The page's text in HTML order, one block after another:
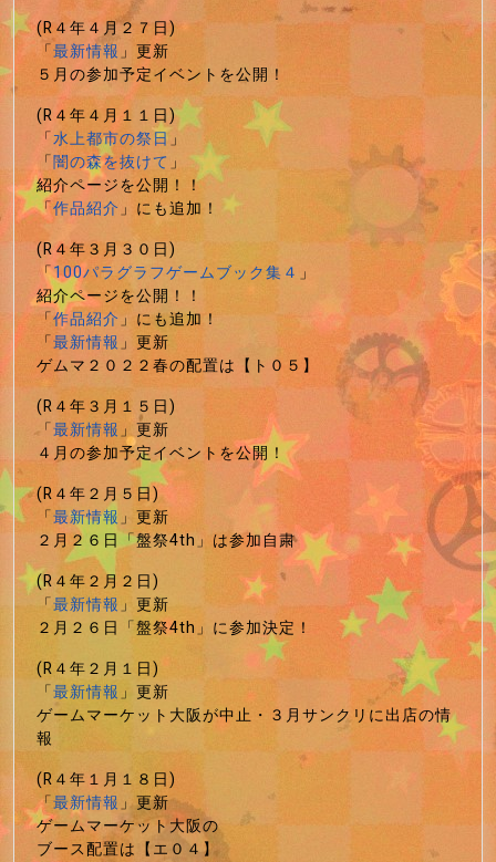
(R４年４月２７日)
「最新情報」更新
５月の参加予定イベントを公開！
(R４年４月１１日)
「水上都市の祭日」
「闇の森を抜けて」
紹介ページを公開！！
「作品紹介」にも追加！
(R４年３月３０日)
「100パラグラフゲームブック集４ 」
紹介ページを公開！！
「作品紹介」にも追加！
「最新情報」更新
ゲムマ２０２２春の配置は【ト０５】
(R４年３月１５日)
「最新情報」更新
４月の参加予定イベントを公開！
(R４年２月５日)
「最新情報」更新
２月２６日「盤祭4th」は参加自粛
(R４年２月２日)
「最新情報」更新
２月２６日「盤祭4th」に参加決定！
(R４年２月１日)
「最新情報」更新
ゲームマーケット大阪が中止・３月サンクリに出店の情
報
(R４年１月１８日)
「最新情報」更新
ゲームマーケット大阪の
ブース配置は【エ０４】